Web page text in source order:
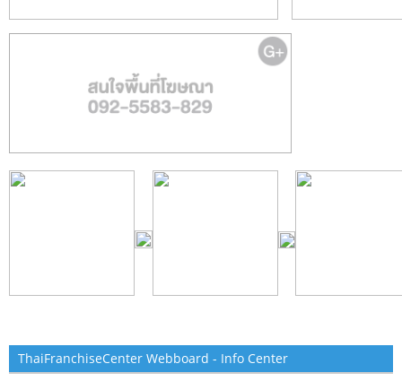
ThaiFranchiseCenter Webboard - Info Center